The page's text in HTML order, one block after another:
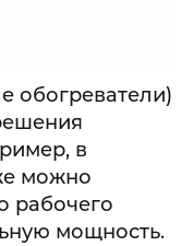
обогреватели)
в
можно
рабочего
мощность.